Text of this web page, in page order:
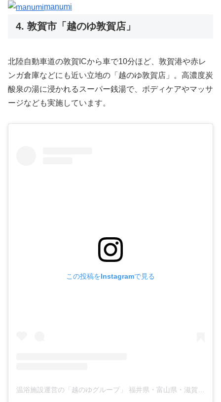
manumi
4. 敦賀市「越のゆ敦賀店」
北陸自動車道の敦賀ICから車で10分ほど、敦賀港や赤レ
ンガ倉庫などにも近い立地の「越のゆ敦賀店」。高濃度炭
酸泉の湯に浸かれるスーパー銭湯で、ボディケアやマッサ
ージなども実施しています。
この投稿をInstagramで見る
温浴施設運営の「越のゆグループ」 福井県・富山県・滋賀県(@koshinoyu.group)がシェアした投稿